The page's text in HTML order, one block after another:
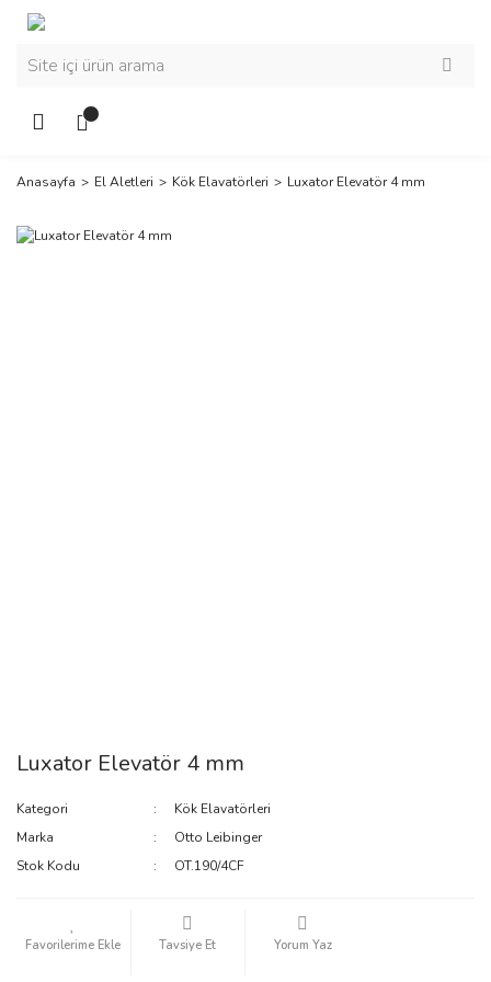
Anasayfa El Aletleri Kök Elavatörleri Luxator Elevatör 4 mm
Luxator Elevatör 4 mm
Kategori
Kök Elavatörleri
Marka
Otto Leibinger
Stok Kodu
OT.190/4CF
Tavsiye Et Yorum Yaz